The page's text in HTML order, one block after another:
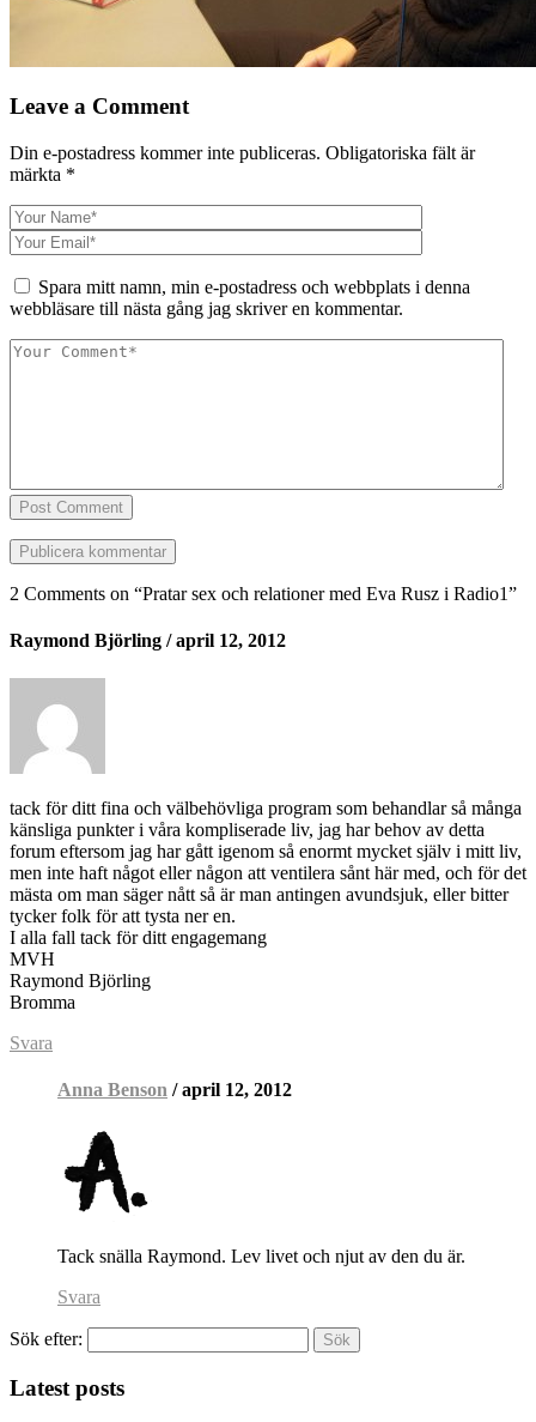
Leave a Comment
Din e-postadress kommer inte publiceras. Obligatoriska fält är
märkta *
Spara mitt namn, min e-postadress och webbplats i denna
webbläsare till nästa gång jag skriver en kommentar.
Post Comment
2 Comments on “Pratar sex och relationer med Eva Rusz i Radio1”
Raymond Björling / april 12, 2012
tack för ditt fina och välbehövliga program som behandlar så många
känsliga punkter i våra kompliserade liv, jag har behov av detta
forum eftersom jag har gått igenom så enormt mycket själv i mitt liv,
men inte haft något eller någon att ventilera sånt här med, och för det
mästa om man säger nått så är man antingen avundsjuk, eller bitter
tycker folk för att tysta ner en.
I alla fall tack för ditt engagemang
MVH
Raymond Björling
Bromma
Svara
Anna Benson / april 12, 2012
Tack snälla Raymond. Lev livet och njut av den du är.
Svara
Sök efter:
Latest posts